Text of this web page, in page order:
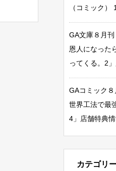
（コミック）
GA文庫８月
恩人になった
ってくる。2
GAコミック
世界工法で最
4」店舗特典情
カテゴリ